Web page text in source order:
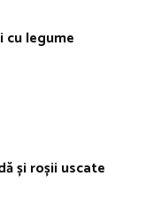
cu legume
și roșii uscate